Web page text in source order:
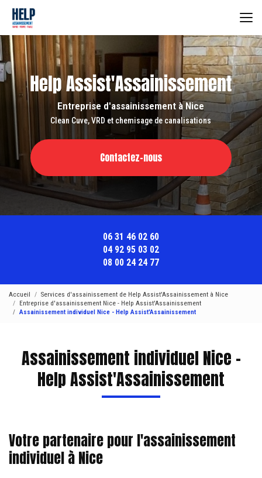
contenu
principal
Entreprise d'assainissement à Nice
Clean Cuve, VRD et chemisage de canalisations
Contactez-nous
06 31 46 02 60
04 92 95 03 02
08 00 24 24 77
Accueil
Services d'assainissement de Help Assist'Assainissement à Nice
Entreprise d'assainissement Nice - Help Assist'Assainissement
Assainissement individuel Nice - Help Assist'Assainissement
Assainissement individuel Nice -
Help Assist'Assainissement
Votre partenaire pour l'assainissement
individuel à Nice